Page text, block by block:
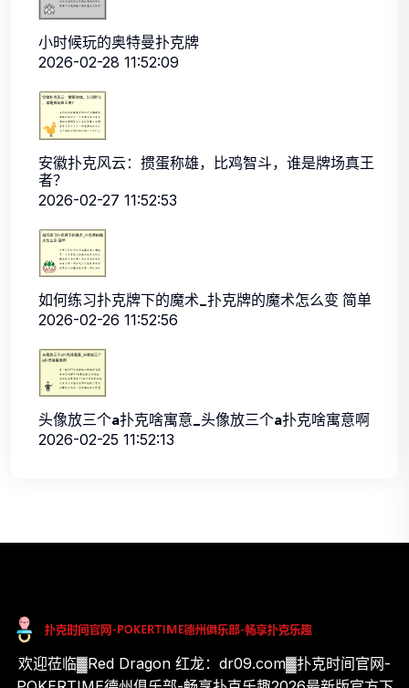
小时候玩的奥特曼扑克牌
2026-02-28 11:52:09
安徽扑克风云：掼蛋称雄，比鸡智斗，谁是牌场真王
者？
2026-02-27 11:52:53
如何练习扑克牌下的魔术_扑克牌的魔术怎么变 简单
2026-02-26 11:52:56
头像放三个a扑克啥寓意_头像放三个a扑克啥寓意啊
2026-02-25 11:52:13
欢迎莅临▓Red Dragon 红龙：dr09.com▓扑克时间官网-